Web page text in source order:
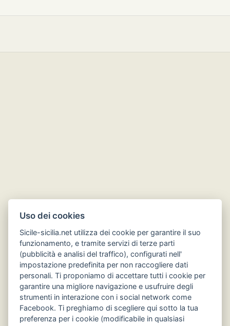
Hôtels en Sicile
Uso dei cookies
Sicile-sicilia.net utilizza dei cookie per garantire il suo
funzionamento, e tramite servizi di terze parti
(pubblicità e analisi del traffico), configurati nell'
impostazione predefinita per non raccogliere dati
personali. Ti proponiamo di accettare tutti i cookie per
garantire una migliore navigazione e usufruire degli
strumenti in interazione con i social network come
Facebook. Ti preghiamo di scegliere qui sotto la tua
preferenza per i cookie (modificabile in qualsiasi